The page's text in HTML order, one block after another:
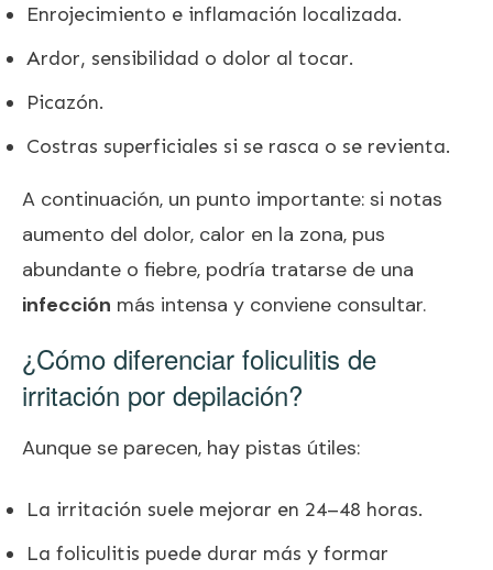
Enrojecimiento e inflamación localizada.
Ardor, sensibilidad o dolor al tocar.
Picazón.
Costras superficiales si se rasca o se revienta.
A continuación, un punto importante: si notas
aumento del dolor, calor en la zona, pus
abundante o fiebre, podría tratarse de una
infección más intensa y conviene consultar.
¿Cómo diferenciar foliculitis de
irritación por depilación?
Aunque se parecen, hay pistas útiles:
La irritación suele mejorar en 24–48 horas.
La foliculitis puede durar más y formar